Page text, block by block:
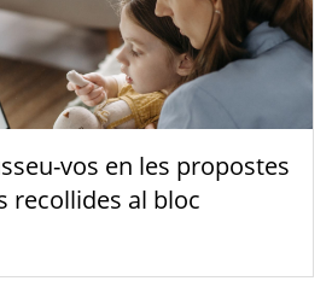
vos en les propostes
recollides al bloc